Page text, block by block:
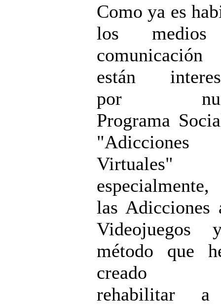
Como ya es
los
están
por
Programa
"Adicciones
las Adicciones
método que
creado
rehabilitar